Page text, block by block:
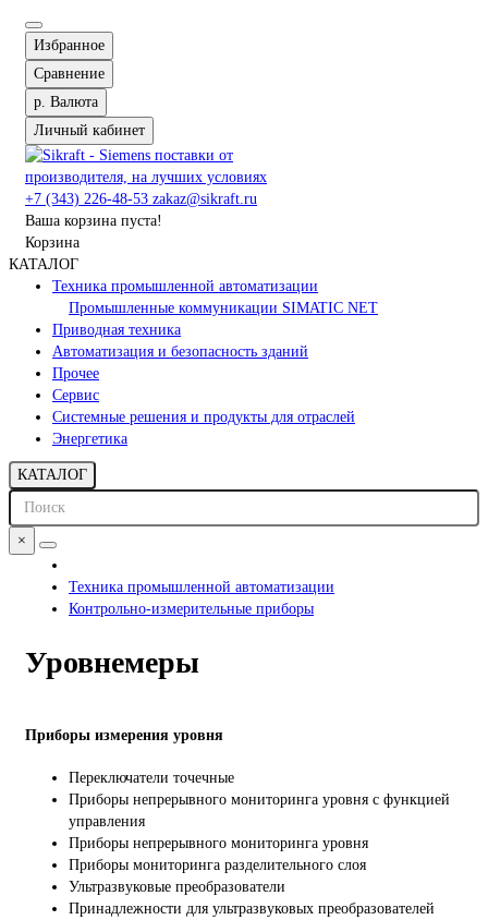
Избранное
Сравнение
р. Валюта
Личный кабинет
+7 (343) 226-48-53 zakaz@sikraft.ru
Ваша корзина пуста!
Корзина
КАТАЛОГ
Техника промышленной автоматизации
Промышленные коммуникации SIMATIC NET
Приводная техника
Автоматизация и безопасность зданий
Прочее
Сервис
Системные решения и продукты для отраслей
Энергетика
КАТАЛОГ
×
Техника промышленной автоматизации
Контрольно-измерительные приборы
Уровнемеры
Приборы измерения уровня
Переключатели точечные
Приборы непрерывного мониторинга уровня с функцией
управления
Приборы непрерывного мониторинга уровня
Приборы мониторинга разделительного слоя
Ультразвуковые преобразователи
Принадлежности для ультразвуковых преобразователей